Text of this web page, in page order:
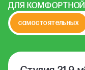
ДЛЯ
самостоятельных